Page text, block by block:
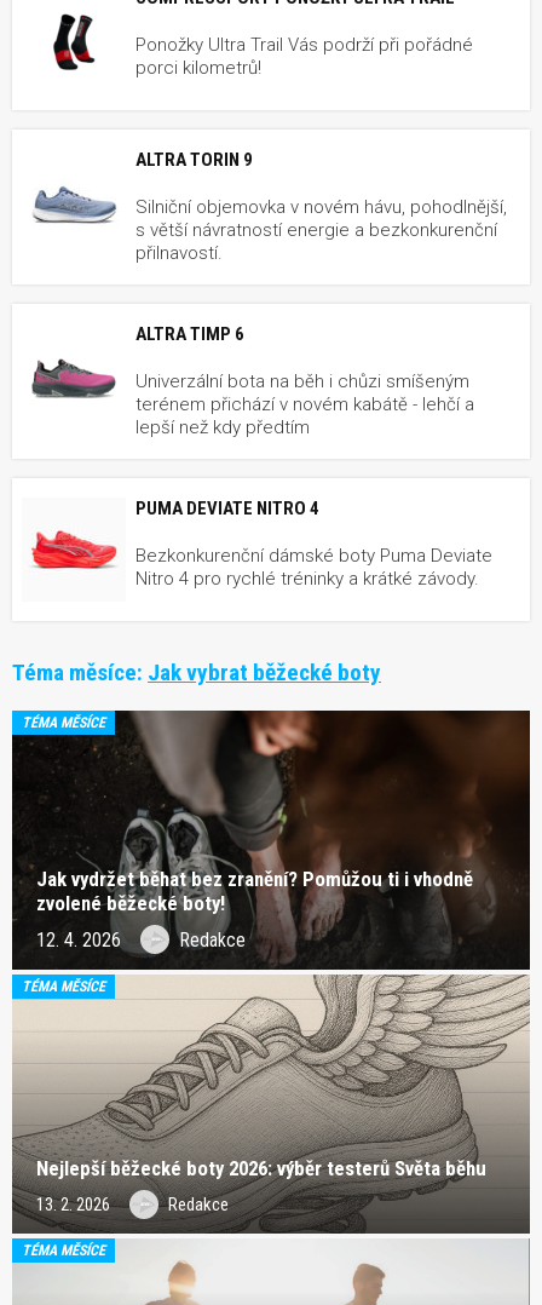
Ponožky Ultra Trail Vás podrží při pořádné
porci kilometrů!
ALTRA TORIN 9
Silniční objemovka v novém hávu, pohodlnější,
s větší návratností energie a bezkonkurenční
přilnavostí.
ALTRA TIMP 6
Univerzální bota na běh i chůzi smíšeným
terénem přichází v novém kabátě - lehčí a
lepší než kdy předtím
PUMA DEVIATE NITRO 4
Bezkonkurenční dámské boty Puma Deviate
Nitro 4 pro rychlé tréninky a krátké závody.
Téma měsíce: Jak vybrat běžecké boty
TÉMA MĚSÍCE
Jak vydržet běhat bez zranění? Pomůžou ti i vhodně
zvolené běžecké boty!
12. 4. 2026 Redakce
TÉMA MĚSÍCE
Nejlepší běžecké boty 2026: výběr testerů Světa běhu
13. 2. 2026 Redakce
TÉMA MĚSÍCE